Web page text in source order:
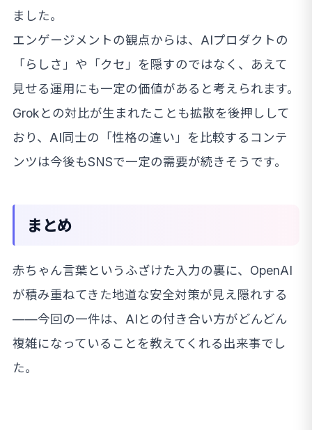
ました。
エンゲージメントの観点からは、AIプロダクトの
「らしさ」や「クセ」を隠すのではなく、あえて
見せる運用にも一定の価値があると考えられます。
Grokとの対比が生まれたことも拡散を後押しして
おり、AI同士の「性格の違い」を比較するコンテ
ンツは今後もSNSで一定の需要が続きそうです。
まとめ
赤ちゃん言葉というふざけた入力の裏に、OpenAI
が積み重ねてきた地道な安全対策が見え隠れする
——今回の一件は、AIとの付き合い方がどんどん
複雑になっていることを教えてくれる出来事でし
た。